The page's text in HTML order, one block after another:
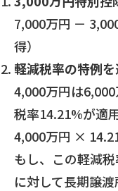
7,000万円 －
得）
軽減税率の特例
4,000万円は6,000
税率14.21%が適
4,000万円 ×
もし、この軽減
に対して長期譲